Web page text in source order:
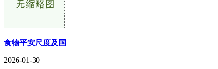
食物平安尺度及国
2026-01-30